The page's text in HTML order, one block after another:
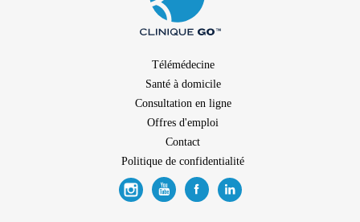
Télémédecine
Santé à domicile
Consultation en ligne
Offres d'emploi
Contact
Politique de confidentialité